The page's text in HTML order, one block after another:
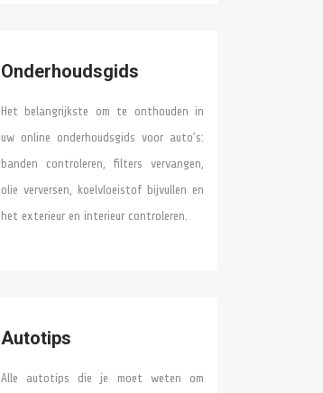
Onderhoudsgids
Het belangrijkste om te onthouden in
uw online onderhoudsgids voor auto’s:
banden controleren, filters vervangen,
olie verversen, koelvloeistof bijvullen en
het exterieur en interieur controleren.
Autotips
Alle autotips die je moet weten om